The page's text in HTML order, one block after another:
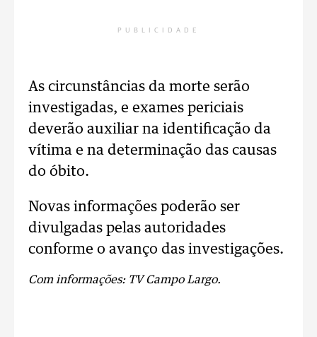
PUBLICIDADE
As circunstâncias da morte serão
investigadas, e exames periciais
deverão auxiliar na identificação da
vítima e na determinação das causas
do óbito.
Novas informações poderão ser
divulgadas pelas autoridades
conforme o avanço das investigações.
Com informações: TV Campo Largo.